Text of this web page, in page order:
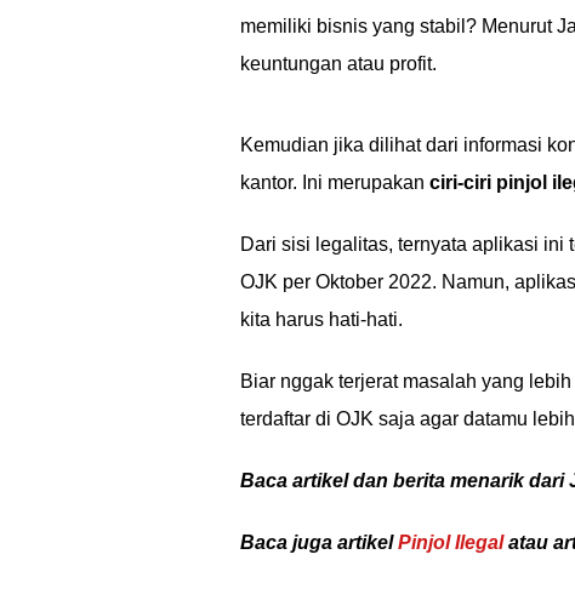
memiliki bisnis yang stabil? Menurut
keuntungan atau profit.
Kemudian jika dilihat dari informasi
kantor. Ini merupakan ciri-ciri pinjol
Dari sisi legalitas, ternyata aplikasi ini
OJK per Oktober 2022. Namun,
kita harus hati-hati.
Biar nggak terjerat masalah yang
terdaftar di OJK saja agar datamu
Baca artikel dan berita menarik dari
Baca juga artikelPinjol Ilegalatau